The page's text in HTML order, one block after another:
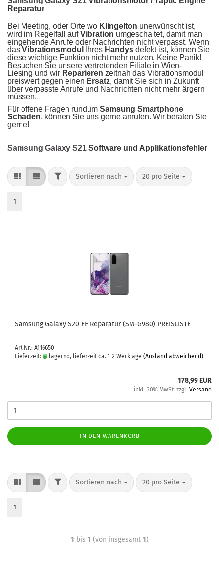
Reparatur
Bei Meeting, oder Orte wo Klingelton unerwünscht ist,
wird im Regelfall aufVibration umgeschaltet, damit man
eingehende Anrufe oder Nachrichten nicht verpasst. Wenn
das Vibrationsmodul Ihres Handys defekt ist, können Sie
diese wichtige Funktion nicht mehr nutzen. Keine Panik!
Besuchen Sie unsere vertretenden Filiale in Wien-
Liesing und wir Reparieren zeitnah das Vibrationsmodul
preiswert gegen einen Ersatz, damit Sie sich in Zukunft
über verpasste Anrufe und Nachrichten nicht mehr ärgern
müssen.
Für offene Fragen rundum Samsung Smartphone
Schaden, können Sie uns gerne anrufen. Wir beraten Sie
gerne!
Samsung Galaxy S21 Software und Applikationsfehler
Sortieren nach 20 pro Seite
1
Sam­sung Ga­la­xy S20 FE Re­pa­ra­tur (SM-​G980) PREIS­LIS­TE
Art.Nr.: A116650
Lieferzeit:
lagernd, lieferzeit ca. 1-2 Werktage (Ausland abweichend)
178,99 EUR
inkl. 20% MwSt. zzgl. Versand
IN DEN WARENKORB
Sortieren nach 20 pro Seite
1
1 bis 1 (von insgesamt 1)